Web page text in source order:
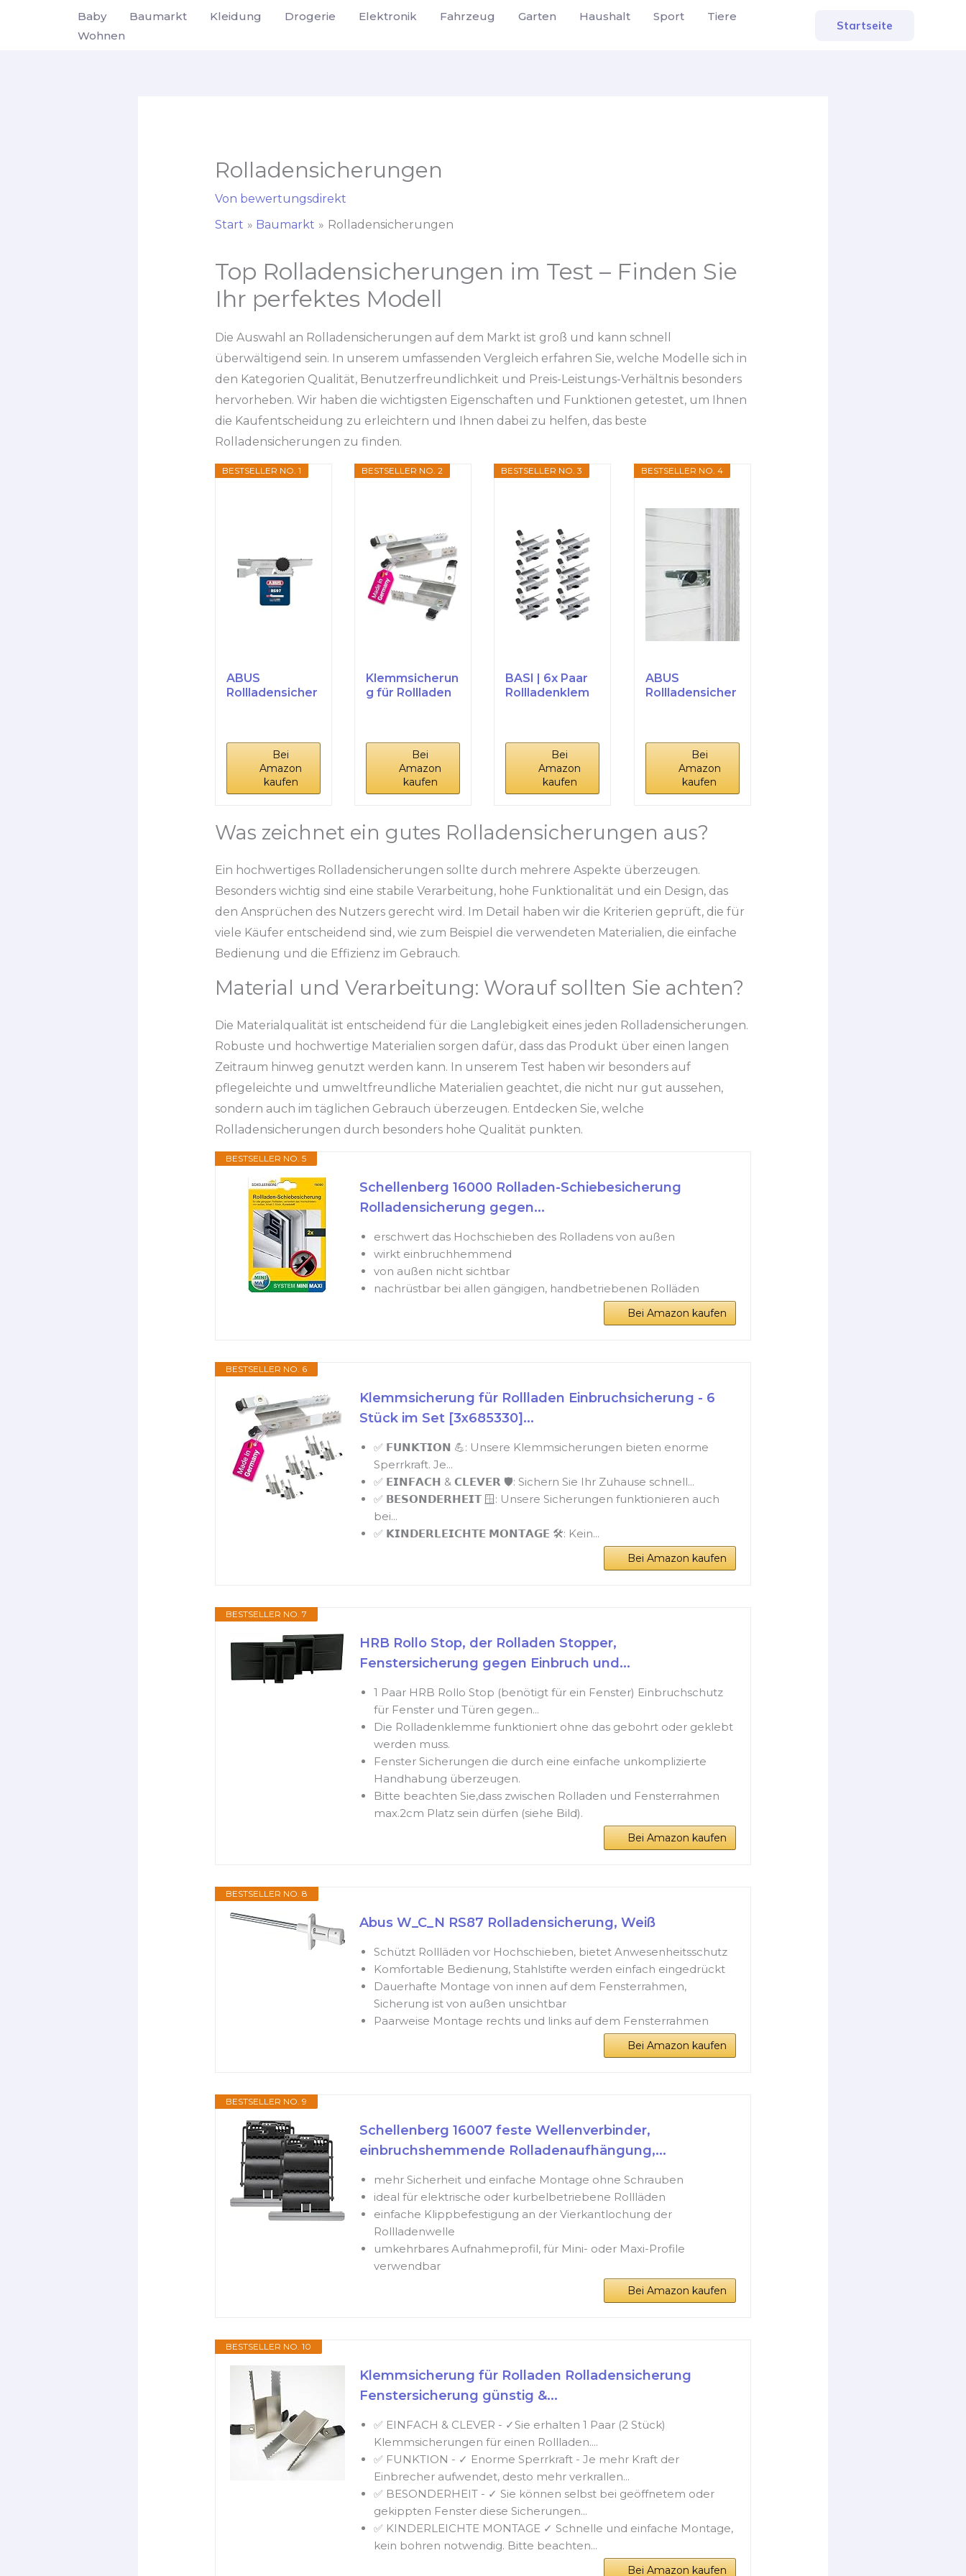
Baby Baumarkt Kleidung Drogerie Elektronik Fahrzeug Garten Haushalt Sport
Tiere
Wohnen
Startseite
Rolladensicherungen
Von bewertungsdirekt
Start
Baumarkt Rolladensicherungen
Top Rolladensicherungen im Test – Finden Sie
Ihr perfektes Modell
Die Auswahl an Rolladensicherungen auf dem Markt ist groß und kann schnell
überwältigend sein. In unserem umfassenden Vergleich erfahren Sie, welche Modelle sich in
den Kategorien Qualität, Benutzerfreundlichkeit und Preis-Leistungs-Verhältnis besonders
hervorheben. Wir haben die wichtigsten Eigenschaften und Funktionen getestet, um Ihnen
die Kaufentscheidung zu erleichtern und Ihnen dabei zu helfen, das beste
Rolladensicherungen zu finden.
BESTSELLER NO. 1
ABUS
Rollladensicher
Bei
Amazon
kaufen
BESTSELLER NO. 2
Klemmsicherun
g für Rollladen
Bei
Amazon
kaufen
BESTSELLER NO. 3
BASI | 6x Paar
Rollladenklem
Bei
Amazon
kaufen
BESTSELLER NO. 4
ABUS
Rollladensicher
Bei
Amazon
kaufen
Was zeichnet ein gutes Rolladensicherungen aus?
Ein hochwertiges Rolladensicherungen sollte durch mehrere Aspekte überzeugen.
Besonders wichtig sind eine stabile Verarbeitung, hohe Funktionalität und ein Design, das
den Ansprüchen des Nutzers gerecht wird. Im Detail haben wir die Kriterien geprüft, die für
viele Käufer entscheidend sind, wie zum Beispiel die verwendeten Materialien, die einfache
Bedienung und die Effizienz im Gebrauch.
Material und Verarbeitung: Worauf sollten Sie achten?
Die Materialqualität ist entscheidend für die Langlebigkeit eines jeden Rolladensicherungen.
Robuste und hochwertige Materialien sorgen dafür, dass das Produkt über einen langen
Zeitraum hinweg genutzt werden kann. In unserem Test haben wir besonders auf
pflegeleichte und umweltfreundliche Materialien geachtet, die nicht nur gut aussehen,
sondern auch im täglichen Gebrauch überzeugen. Entdecken Sie, welche
Rolladensicherungen durch besonders hohe Qualität punkten.
BESTSELLER NO. 5
Schellenberg 16000 Rolladen-Schiebesicherung
Rolladensicherung gegen...
erschwert das Hochschieben des Rolladens von außen
wirkt einbruchhemmend
von außen nicht sichtbar
nachrüstbar bei allen gängigen, handbetriebenen Rolläden
Bei Amazon kaufen
BESTSELLER NO. 6
Klemmsicherung für Rollladen Einbruchsicherung - 6
Stück im Set [3x685330]...
✅ 𝗙𝗨𝗡𝗞𝗧𝗜𝗢𝗡 💪: Unsere Klemmsicherungen bieten enorme
Sperrkraft. Je...
✅ 𝗘𝗜𝗡𝗙𝗔𝗖𝗛 & 𝗖𝗟𝗘𝗩𝗘𝗥 🛡️: Sichern Sie Ihr Zuhause schnell...
✅ 𝗕𝗘𝗦𝗢𝗡𝗗𝗘𝗥𝗛𝗘𝗜𝗧 🪟: Unsere Sicherungen funktionieren auch
bei...
✅ 𝗞𝗜𝗡𝗗𝗘𝗥𝗟𝗘𝗜𝗖𝗛𝗧𝗘 𝗠𝗢𝗡𝗧𝗔𝗚𝗘 🛠️: Kein...
Bei Amazon kaufen
BESTSELLER NO. 7
HRB Rollo Stop, der Rolladen Stopper,
Fenstersicherung gegen Einbruch und...
1 Paar HRB Rollo Stop (benötigt für ein Fenster) Einbruchschutz
für Fenster und Türen gegen...
Die Rolladenklemme funktioniert ohne das gebohrt oder geklebt
werden muss.
Fenster Sicherungen die durch eine einfache unkomplizierte
Handhabung überzeugen.
Bitte beachten Sie,dass zwischen Rolladen und Fensterrahmen
max.2cm Platz sein dürfen (siehe Bild).
Bei Amazon kaufen
BESTSELLER NO. 8
Abus W_C_N RS87 Rolladensicherung, Weiß
Schützt Rollläden vor Hochschieben, bietet Anwesenheitsschutz
Komfortable Bedienung, Stahlstifte werden einfach eingedrückt
Dauerhafte Montage von innen auf dem Fensterrahmen,
Sicherung ist von außen unsichtbar
Paarweise Montage rechts und links auf dem Fensterrahmen
Bei Amazon kaufen
BESTSELLER NO. 9
Schellenberg 16007 feste Wellenverbinder,
einbruchshemmende Rolladenaufhängung,...
mehr Sicherheit und einfache Montage ohne Schrauben
ideal für elektrische oder kurbelbetriebene Rollläden
einfache Klippbefestigung an der Vierkantlochung der
Rollladenwelle
umkehrbares Aufnahmeprofil, für Mini- oder Maxi-Profile
verwendbar
Bei Amazon kaufen
BESTSELLER NO. 10
Klemmsicherung für Rolladen Rolladensicherung
Fenstersicherung günstig &...
✅ EINFACH & CLEVER - ✓Sie erhalten 1 Paar (2 Stück)
Klemmsicherungen für einen Rollladen....
✅ FUNKTION - ✓ Enorme Sperrkraft - Je mehr Kraft der
Einbrecher aufwendet, desto mehr verkrallen...
✅ BESONDERHEIT - ✓ Sie können selbst bei geöffnetem oder
gekippten Fenster diese Sicherungen...
✅ KINDERLEICHTE MONTAGE ✓ Schnelle und einfache Montage,
kein bohren notwendig. Bitte beachten...
Bei Amazon kaufen